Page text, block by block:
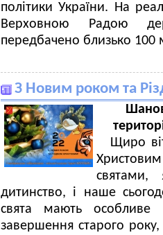
політики України. На
Верховною Радою
передбачено близько
З Новим роком та
Щиро
дитинство, і наше
свята мають особливе
завершення старого